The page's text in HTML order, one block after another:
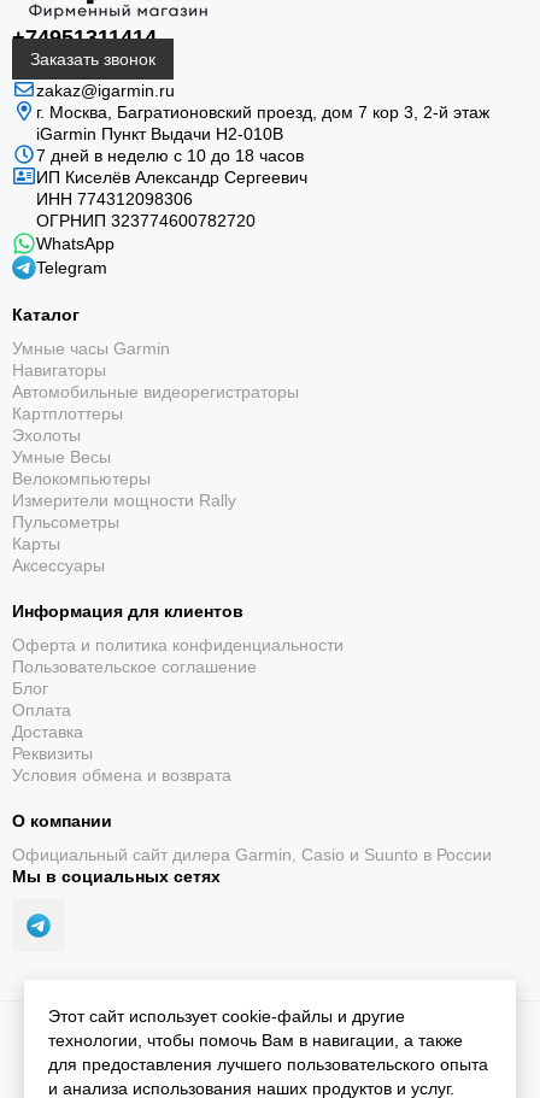
+74951311414
Заказать звонок
zakaz@igarmin.ru
г. Москва, Багратионовский проезд, дом 7 кор 3, 2-й этаж
iGarmin Пункт Выдачи Н2-010В
7 дней в неделю с 10 до 18 часов
ИП Киселёв Александр Сергеевич
ИНН 774312098306
ОГРНИП 323774600782720
WhatsApp
Telegram
Каталог
Умные часы Garmin
Навигаторы
Автомобильные видеорегистраторы
Картплоттеры
Эхолоты
Умные Весы
Велокомпьютеры
Измерители мощности Rally
Пульсометры
Карты
Аксессуары
Информация для клиентов
Оферта и политика конфиденциальности
Пользовательское соглашение
Блог
Оплата
Доставка
Реквизиты
Условия обмена и возврата
О компании
Официальный сайт дилера Garmin, Casio и Suunto в России
Мы в социальных сетях
2026 © iGarmin.Карта сайта
Этот сайт использует cookie-файлы и другие
технологии, чтобы помочь Вам в навигации, а также
для предоставления лучшего пользовательского опыта
и анализа использования наших продуктов и услуг.